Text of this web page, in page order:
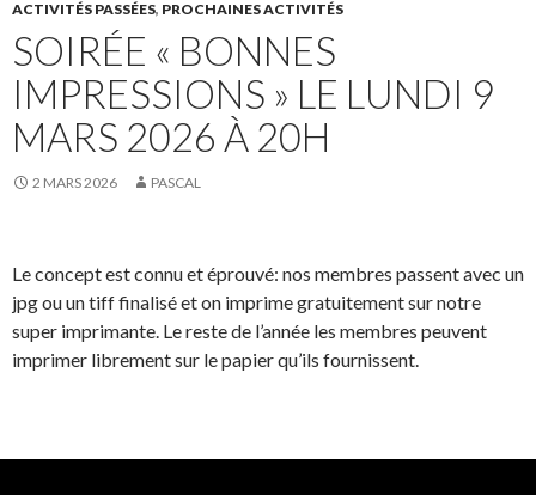
ACTIVITÉS PASSÉES, PROCHAINES ACTIVITÉS
SOIRÉE « BONNES
IMPRESSIONS » LE LUNDI 9
MARS 2026 À 20H
2 MARS 2026 PASCAL
Le concept est connu et éprouvé: nos membres passent avec un
jpg ou un tiff finalisé et on imprime gratuitement sur notre
super imprimante. Le reste de l’année les membres peuvent
imprimer librement sur le papier qu’ils fournissent.